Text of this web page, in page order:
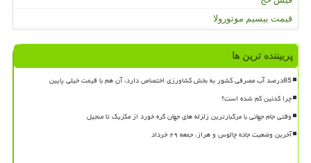
قیمت بیسیم موتورولا
پربیننده ترین ها
85درصد آب مصرفی کشور به بخش کشاورزی اختصاص دارد، آن هم با قیمت خیلی پایین
چرا کدئین کم شده است؟
وقتی جام جهانی با مرگبارترین زلزله های جهان گره خورد از مکزیک تا منجیل
آخرین وضعیت جاده چالوس و هراز، جمعه ۲۹ خرداد